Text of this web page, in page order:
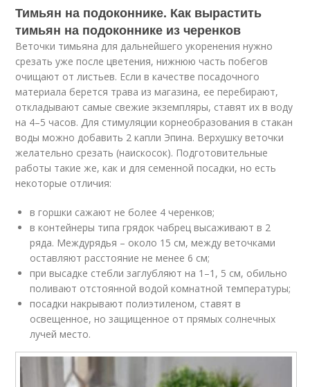
Тимьян на подоконнике. Как вырастить
тимьян на подоконнике из черенков
Веточки тимьяна для дальнейшего укоренения нужно
срезать уже после цветения, нижнюю часть побегов
очищают от листьев. Если в качестве посадочного
материала берется трава из магазина, ее перебирают,
откладывают самые свежие экземпляры, ставят их в воду
на 4–5 часов. Для стимуляции корнеобразования в стакан
воды можно добавить 2 капли Эпина. Верхушку веточки
желательно срезать (наискосок). Подготовительные
работы такие же, как и для семенной посадки, но есть
некоторые отличия:
в горшки сажают не более 4 черенков;
в контейнеры типа грядок чабрец высаживают в 2
ряда. Междурядья – около 15 см, между веточками
оставляют расстояние не менее 6 см;
при высадке стебли заглубляют на 1–1, 5 см, обильно
поливают отстоянной водой комнатной температуры;
посадки накрывают полиэтиленом, ставят в
освещенное, но защищенное от прямых солнечных
лучей место.